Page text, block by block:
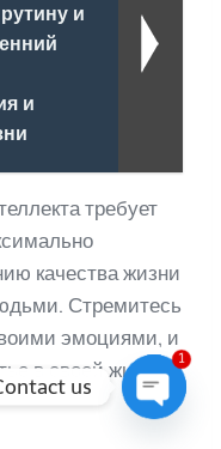
и
и
требует
качества жизни
Стремитесь
эмоциями, и
в своей жизни.
us
1